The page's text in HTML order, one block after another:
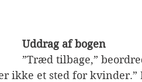
Uddrag af bogen
”Træd tilbage,”
ikke et sted for kvinder.”